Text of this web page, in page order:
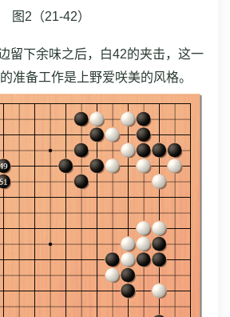
图2（21-42）
留下余味之后，白42的夹击，这一
准备工作是上野爱咲美的风格。